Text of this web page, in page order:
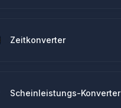
Zeitkonverter
Scheinleistungs-Konverter